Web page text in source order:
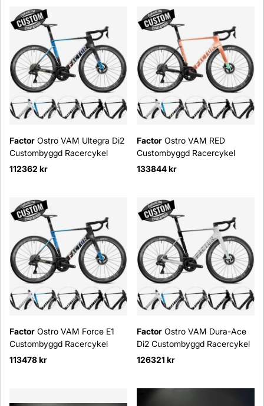
Factor Ostro VAM Ultegra Di2
Custombyggd Racercykel
112362 kr
Factor Ostro VAM RED
Custombyggd Racercykel
133844 kr
Factor Ostro VAM Force E1
Custombyggd Racercykel
113478 kr
Factor Ostro VAM Dura-Ace
Di2 Custombyggd Racercykel
126321 kr